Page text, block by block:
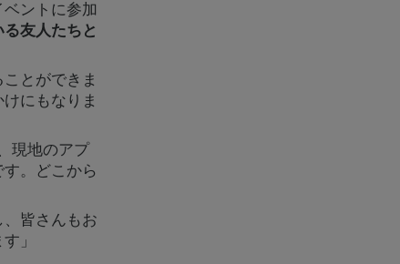
ントに参加
友人たちと
とができま
にもなりま
現地のアプ
。どこから
、皆さんもお
」